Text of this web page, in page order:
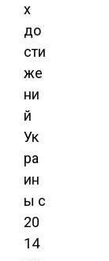
х
до
сти
же
ни
й
Ук
ра
ин
ы с
20
14